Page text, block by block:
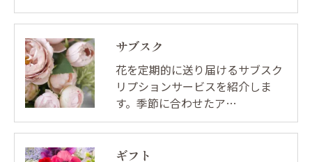
サブスク
花を定期的に送り届けるサブスク
リプションサービスを紹介しま
す。季節に合わせたア…
ギフト